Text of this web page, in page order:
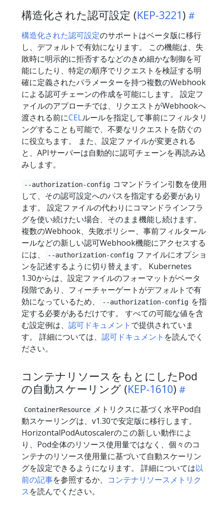
構造化された認可設定 (KEP-3221)
構造化された認可設定のサポートはベータ版に移行
し、デフォルトで有効になります。 この機能は、失
敗時に明示的に拒否するなどのきめ細かな制御を可
能にしたり、特定の順序でリクエストを検証する明
確に定義されたパラメーターを持つ複数のWebhook
による認可チェーンの作成を可能にします。 設定フ
ァイルのアプローチでは、リクエストがWebhookへ
渡される前にCELルールを指定して事前にフィルタリ
ングすることも可能で、不要なリクエストを防ぐの
に役立ちます。 また、設定ファイルが変更される
と、APIサーバーは自動的に認可チェーンを再読み込
みします。
--authorization-config コマンドライン引数を使用
して、その認可設定へのパスを指定する必要があり
ます。 設定ファイルの代わりにコマンドラインフラ
グを使い続けたい場合、そのまま機能し続けます。
複数のWebhook、失敗ポリシー、事前フィルタール
ールなどの新しい認可Webhook機能にアクセスする
には、
--authorization-config ファイルにオプショ
ンを記述するように切り替えます。 Kubernetes
1.30からは、設定ファイルのフォーマットがベータ
段階であり、フィーチャーゲートがデフォルトで有
効になっているため、
--authorization-config を指
定する必要があるだけです。 すべての可能な値を含
む設定例は、 認可ドキュメント で提供されていま
す。 詳細については、 認可ドキュメント を読んでく
ださい。
コンテナリソースをもとにしたPod
の自動スケーリング (KEP-1610)
ContainerResource メトリクスに基づく水平Pod自
動スケーリングは、v1.30で安定版に移行します。
HorizontalPodAutoscalerのこの新しい動作によ
り、Pod全体のリソース使用量ではなく、個々のコ
ンテナのリソース使用量に基づいて自動スケーリン
グを設定できるようになります。 詳細については以
前の記事を参照するか、 コンテナリソースメトリク
スを読んでください。